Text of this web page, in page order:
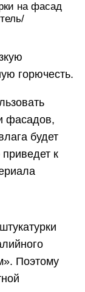
на фасад
горючесть.
фасадов,
будет
к
Поэтому